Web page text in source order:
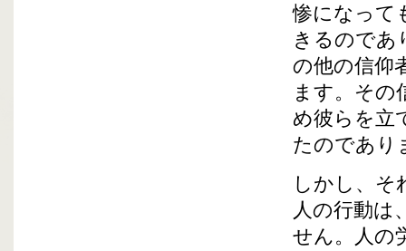
惨になって
きるのであ
の他の信仰
ます。その
め彼らを立
たのであり
しかし、そ
人の行動は
せん。人の